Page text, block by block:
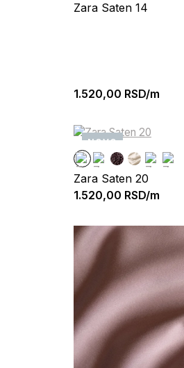
Zara Saten 14
1.520,00 RSD/m
NOVO
Zara Saten 20
1.520,00 RSD/m